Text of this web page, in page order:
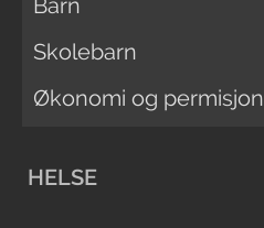
Skolebarn
Økonomi og permisjon
HELSE